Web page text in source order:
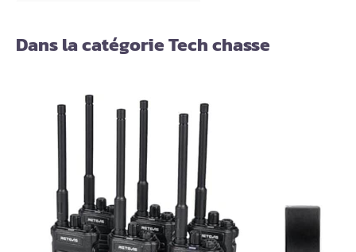
Dans la catégorie Tech chasse